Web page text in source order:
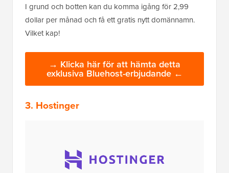
I grund och botten kan du komma igång för 2,99
dollar per månad och få ett gratis nytt domännamn.
Vilket kap!
→ Klicka här för att hämta detta
exklusiva Bluehost-erbjudande ←
3. Hostinger